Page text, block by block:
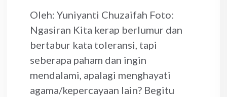
Oleh: Yuniyanti Chuzaifah Foto:
Ngasiran Kita kerap berlumur dan
bertabur kata toleransi, tapi
seberapa paham dan ingin
mendalami, apalagi menghayati
agama/kepercayaan lain? Begitu